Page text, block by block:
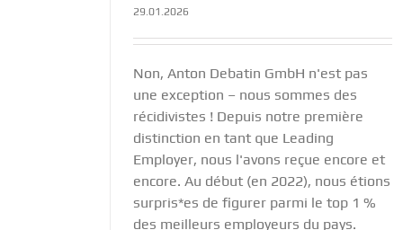
29.01.2026
Non, Anton Debatin GmbH n'est pas
une exception – nous sommes des
récidivistes ! Depuis notre première
distinction en tant que Leading
Employer, nous l'avons reçue encore et
encore. Au début (en 2022), nous étions
surpris*es de figurer parmi le top 1 %
des meilleurs employeurs du pays.